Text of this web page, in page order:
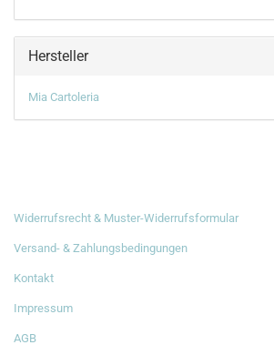
Hersteller
Mia Cartoleria
Widerrufsrecht & Muster-Widerrufsformular
Versand- & Zahlungsbedingungen
Kontakt
Impressum
AGB